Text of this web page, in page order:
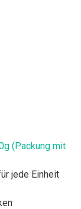
(Packung mit
jede Einheit